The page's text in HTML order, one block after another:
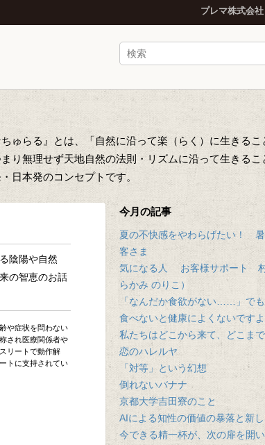
プレマ株式会社
ちゅらる』とは、「自然に沿って楽（らく）に生きるこ
り無理せず天地自然の法則・リズムに沿って生きるこ
日本発のコンセプトです。
陰陽や自然
の智恵のお話
や症状を問わない
され医療関係者や
リートで動作解
トに支持されてい
今月の記事
夏の不快感をやわらげたい！
客さま
気になる人 お客様サポート
らかみ のりこ）
「なんだか食欲がない……」で
食べないと健康によくないです
私たちはどこから来て、どこま
恋のハレルヤ
「対等」という幻想
倒れないバナナ
京都大学吉田寮のこと
AIによる知性の価値の暴落と新
今できる精一杯が、次の扉を開